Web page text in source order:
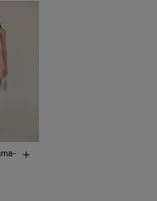
de ne pas finir dans
sur d’autres personnes
chez Ref
plus